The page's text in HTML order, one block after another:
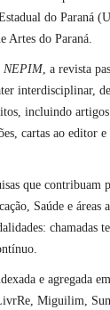
do Paraná
Artes do Paraná.
NEPIM, a revista
interdisciplinar,
incluindo
cartas ao editor
que contribuam
Saúde e áreas
chamadas
e agregada
Miguilim,